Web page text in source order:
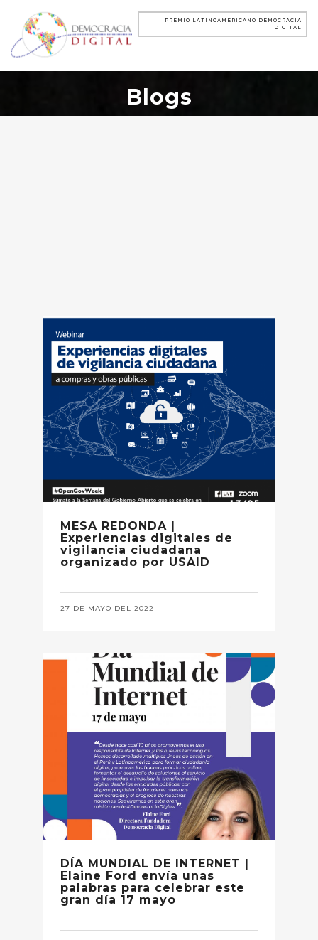
PREMIO LATINOAMERICANO DEMOCRACIA
DIGITAL
Blogs
MESA REDONDA |
Experiencias digitales de
vigilancia ciudadana
organizado por USAID
27 DE MAYO DEL 2022
DÍA MUNDIAL DE INTERNET |
Elaine Ford envía unas
palabras para celebrar este
gran día 17 mayo